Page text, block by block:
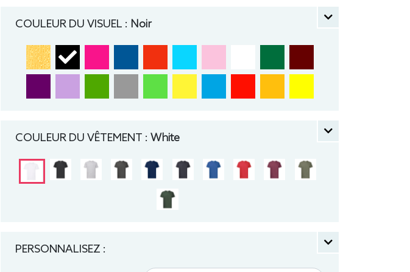
COULEUR DU VISUEL : Noir
COULEUR DU VÊTEMENT : White
PERSONNALISEZ :